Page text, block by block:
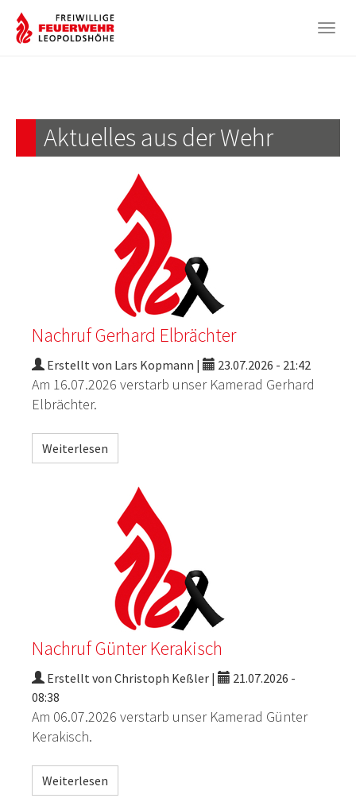
Aktuelles aus der Wehr
Nachruf Gerhard Elbrächter
Erstellt von Lars Kopmann | 23.07.2026 - 21:42
Am 16.07.2026 verstarb unser Kamerad Gerhard
Elbrächter.
Weiterlesen
Nachruf Günter Kerakisch
Erstellt von Christoph Keßler |
21.07.2026 -
08:38
Am 06.07.2026 verstarb unser Kamerad Günter
Kerakisch.
Weiterlesen